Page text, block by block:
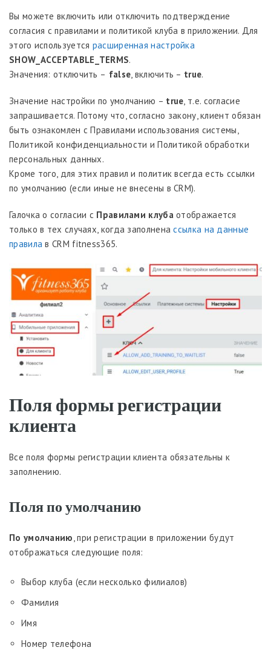
Вы можете включить или отключить подтверждение
согласия с правилами и политикой клуба в приложении. Для
этого используется расширенная настройка
SHOW_ACCEPTABLE_TERMS.
Значения: отключить – false , включить – true.
Значение настройки по умолчанию – true , т.е. согласие
запрашивается. Потому что, согласно закону, клиент обязан
быть ознакомлен с Правилами использования системы,
Политикой конфиденциальности и Политикой обработки
персональных данных.
Кроме того, для этих правил и политик всегда есть ссылки
по умолчанию (если иные не внесены в CRM).
Галочка о согласии с Правилами клуба отображается
только в тех случаях, когда заполненассылка на данные
правила в CRM fitness365.
Поля формы регистрации
клиента
Все поля формы регистрации клиента обязательны к
заполнению.
Поля по умолчанию
По умолчанию, при регистрации в приложении будут
отображаться следующие поля:
Выбор клуба (если несколько филиалов)
Фамилия
Имя
Номер телефона